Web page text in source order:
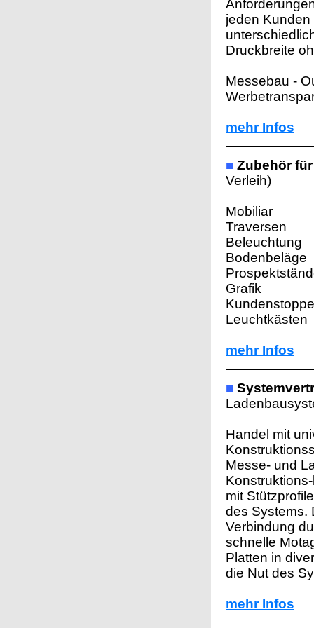
jeden
Druckbreite
Messebau -
mehr Infos
■ Zubehör
Verleih)
Mobiliar
Traversen
Beleuchtung
Bodenbeläge
Grafik
Leuchtkästen
mehr Infos
■
Handel mit
Messe- und
mit
des Systems.
Verbindung
schnelle
Platten in
die Nut des
mehr Infos